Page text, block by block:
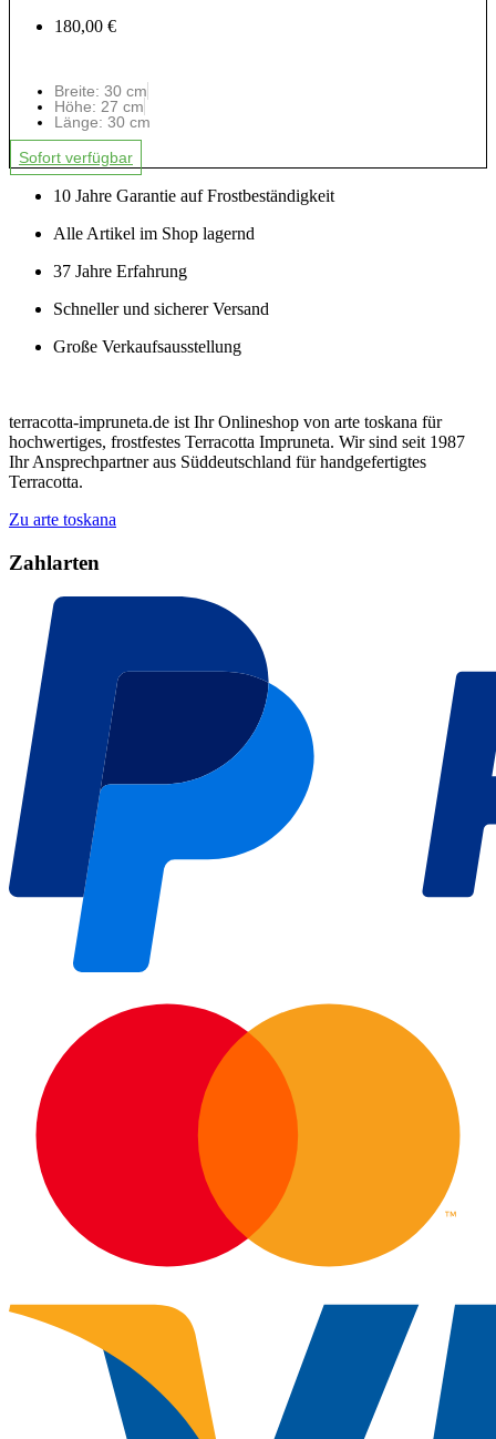
180,00 €
Breite: 30 cm
Höhe: 27 cm
Länge: 30 cm
Sofort verfügbar
10 Jahre Garantie auf Frostbeständigkeit
Alle Artikel im Shop lagernd
37 Jahre Erfahrung
Schneller und sicherer Versand
Große Verkaufsausstellung
terracotta-impruneta.de ist Ihr Onlineshop von arte toskana für
hochwertiges, frostfestes Terracotta Impruneta. Wir sind seit 1987
Ihr Ansprechpartner aus Süddeutschland für handgefertigtes
Terracotta.
Zu arte toskana
Zahlarten